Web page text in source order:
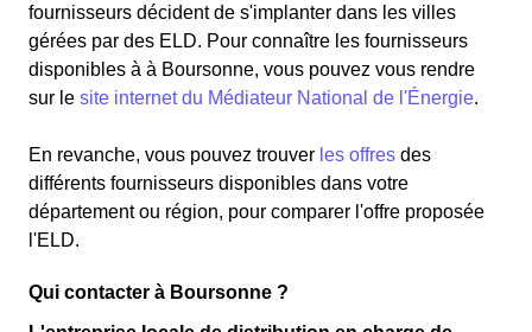
fournisseurs décident de s'implanter dans les villes
gérées par des ELD. Pour connaître les fournisseurs
disponibles à à Boursonne, vous pouvez vous rendre
sur le site internet du Médiateur National de l'Énergie.
En revanche, vous pouvez trouver les offres des
différents fournisseurs disponibles dans votre
département ou région, pour comparer l'offre proposée
l'ELD.
Qui contacter à Boursonne ?